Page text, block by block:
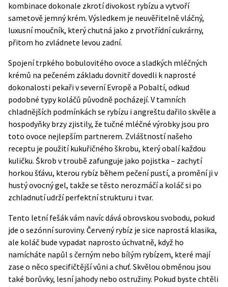
kombinace dokonale zkrotí divokost rybízu a vytvoří
sametově jemný krém. Výsledkem je neuvěřitelně vláčný,
luxusní moučník, který chutná jako z prvotřídní cukrárny,
přitom ho zvládnete levou zadní.
Spojení trpkého bobulovitého ovoce a sladkých mléčných
krémů na pečeném základu dovnitř dovedli k naprosté
dokonalosti pekaři v severní Evropě a Pobaltí, odkud
podobné typy koláčů původně pocházejí. V tamních
chladnějších podmínkách se rybízu i angreštu dařilo skvěle a
hospodyňky brzy zjistily, že tučné mléčné výrobky jsou pro
toto ovoce nejlepším partnerem. Zvláštností našeho
receptu je použití kukuřičného škrobu, který obalí každou
kuličku. Škrob v troubě zafunguje jako pojistka – zachytí
horkou šťávu, kterou rybíz během pečení pustí, a promění ji v
hustý ovocný gel, takže se těsto nerozmáčí a koláč si po
zchladnutí udrží perfektní strukturu i tvar.
Tento letní fešák vám navíc dává obrovskou svobodu, pokud
jde o sezónní suroviny. Červený rybíz je sice naprostá klasika,
ale koláč bude vypadat naprosto úchvatně, když ho
namícháte napůl s černým nebo bílým rybízem, které mají
zase o něco specifičtější vůni a chuť. Skvělou obměnou jsou
také borůvky, lesní jahody nebo ostružiny. Pokud byste chtěli